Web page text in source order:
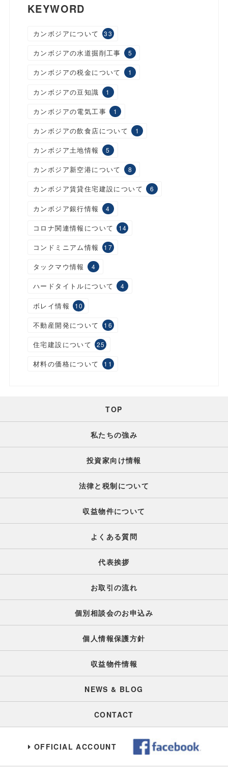
KEYWORD
カンボジアについて 33
カンボジアの水道掘削工事 5
カンボジアの税金について 1
カンボジアの豆知識 1
カンボジアの電気工事 1
カンボジアの飲食店について 1
カンボジア土地情報 5
カンボジア新空港について 8
カンボジア賃貸住宅建設について 6
カンボジア銀行情報 4
コロナ関連情報について 14
コンドミニアム情報 17
タックマウ情報 4
ハードタイトルについて 4
ボレイ情報 10
不動産開発について 16
住宅建設について 25
材料の価格について 11
TOP
私たちの強み
投資家向け情報
法律と税制について
収益物件について
よくある質問
代表挨拶
お取引の流れ
個別相談会のお申込み
個人情報保護方針
収益物件情報
NEWS & BLOG
CONTACT
OFFICIAL ACCOUNT